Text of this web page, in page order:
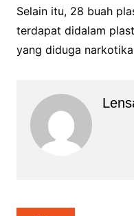
Selain itu, 28 buah
terdapat didalam
yang diduga